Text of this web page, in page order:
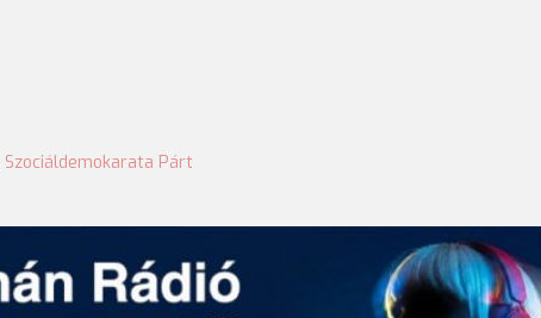
Szociáldemokarata Párt